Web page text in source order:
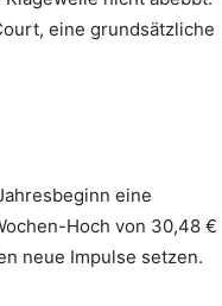
eine grundsätzliche
eine
Hoch von 30,48 €
neue Impulse setzen.